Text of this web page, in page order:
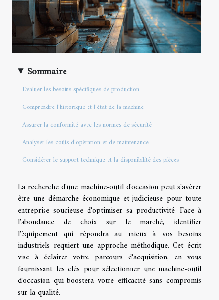
Sommaire
Évaluer les besoins spécifiques de production
Comprendre l'historique et l'état de la machine
Assurer la conformité avec les normes de sécurité
Analyser les coûts d'opération et de maintenance
Considérer le support technique et la disponibilité des pièces
La recherche d'une machine-outil d'occasion peut s'avérer
être une démarche économique et judicieuse pour toute
entreprise soucieuse d'optimiser sa productivité. Face à
l'abondance de choix sur le marché, identifier
l'équipement qui répondra au mieux à vos besoins
industriels requiert une approche méthodique. Cet écrit
vise à éclairer votre parcours d'acquisition, en vous
fournissant les clés pour sélectionner une machine-outil
d'occasion qui boostera votre efficacité sans compromis
sur la qualité.